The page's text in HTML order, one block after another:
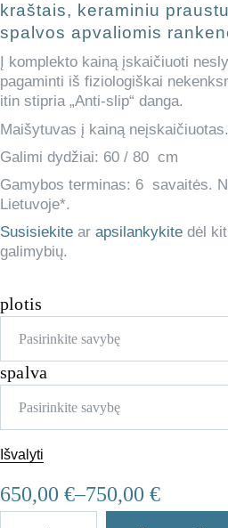
kraštais, keraminiu
spalvos apvaliomis
Į komplekto kainą įskaičiuoti
pagaminti iš fiziologiškai
itin stipria „Anti-slip“ danga.
Maišytuvas į kainą neįskaičiuotas.
Galimi dydžiai: 60 / 80 cm
Gamybos terminas: 6 savaitės.
Lietuvoje*.
Susisiekite ar apsilankykite dėl
galimybių.
plotis
spalva
Išvalyti
650,00 €–750,00 €